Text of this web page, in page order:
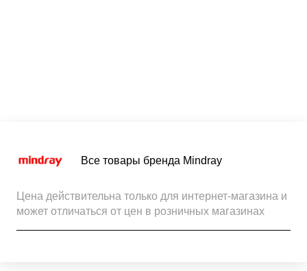
Все товары бренда Mindray
Цена действительна только для интернет-магазина и
может отличаться от цен в розничных магазинах